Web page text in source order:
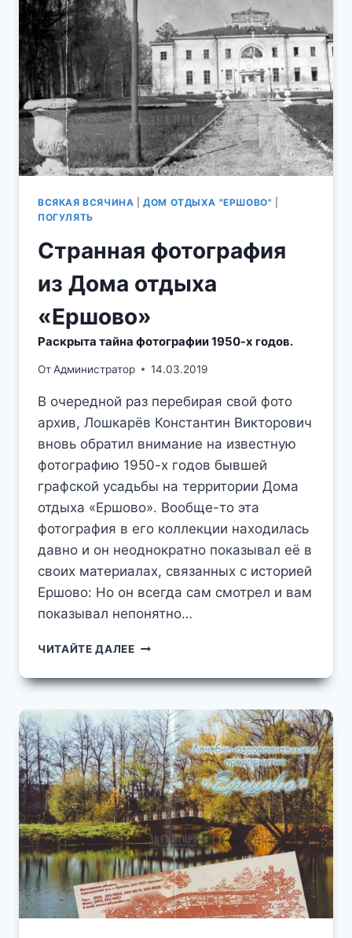
КЛУБ-
СТОЛОВАЯ
НА
ТЕРРИТОРИИ
ДО
"ЕРШОВО"
ВСЯКАЯ ВСЯЧИНА |ДОМ ОТДЫХА "ЕРШОВО"
ПОГУЛЯТЬ
Странная фотография
из Дома отдыха
«Ершово»
Раскрыта тайна фотографии 1950-х годов.
ОтАдминистратор 14.03.2019
В очередной раз перебирая свой фото
архив, Лошкарёв Константин Викторович
вновь обратил внимание на известную
фотографию 1950-х годов бывшей
графской усадьбы на территории Дома
отдыха «Ершово». Вообще-то эта
фотография в его коллекции находилась
давно и он неоднократно показывал её в
своих материалах, связанных с историей
Ершово: Но он всегда сам смотрел и вам
показывал непонятно…
ЧИТАЙТЕ ДАЛЕЕСТРАННАЯ
ИЗ
ОТДЫХА
«ЕРШОВО»
РАСКРЫТА
ТАЙНА
ФОТОГРАФИИ
1950-
Х
ГОДОВ.